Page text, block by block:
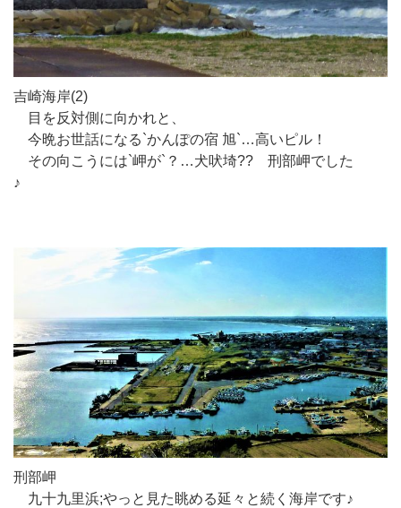
吉崎海岸(2)
目を反対側に向かれと、
今晩お世話になる`かんぽの宿 旭`…高いピル！
その向こうには`岬が`？…犬吠埼?? 刑部岬でした
♪
刑部岬
九十九里浜;やっと見た眺める延々と続く海岸です♪